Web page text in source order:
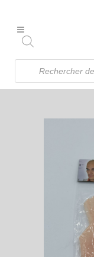
Recherche
produits